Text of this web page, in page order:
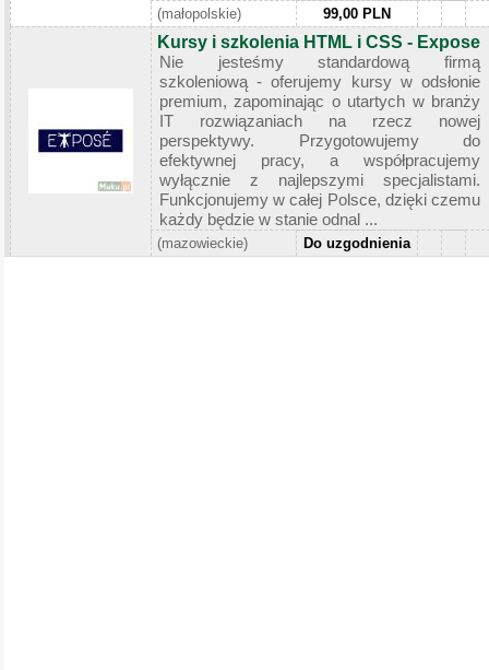
(małopolskie) 99,00 PLN
Kursy i szkolenia HTML i CSS - Expose
Nie jesteśmy standardową firmą
szkoleniową - oferujemy kursy w odsłonie
premium, zapominając o utartych w branży
IT rozwiązaniach na rzecz nowej
perspektywy. Przygotowujemy do
efektywnej pracy, a współpracujemy
wyłącznie z najlepszymi specjalistami.
Funkcjonujemy w całej Polsce, dzięki czemu
każdy będzie w stanie odnal ...
(mazowieckie) Do uzgodnienia